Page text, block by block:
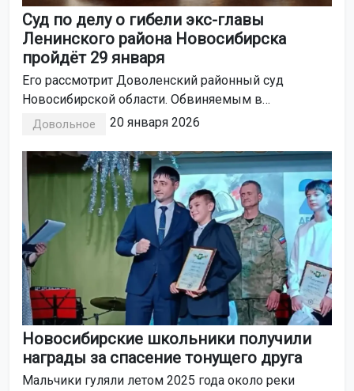
Суд по делу о гибели экс-главы
Ленинского района Новосибирска
пройдёт 29 января
Его рассмотрит Доволенский районный суд
Новосибирской области. Обвиняемым в
непредумышленном убийстве Александра Гриба
Довольное 20 января 2026
Новосибирские школьники получили
награды за спасение тонущего друга
Мальчики гуляли летом 2025 года около реки